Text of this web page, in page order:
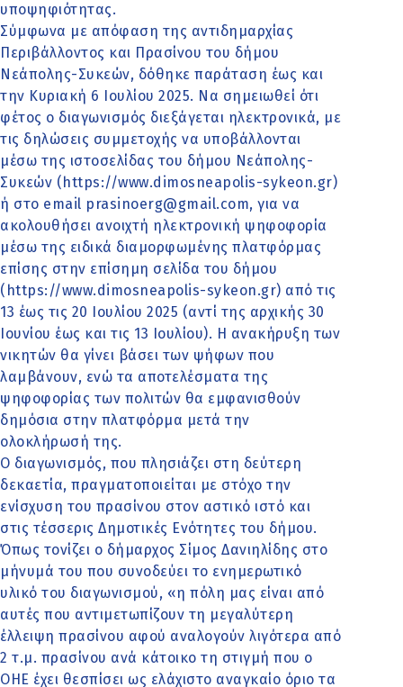
υποψηφιότητας.
Σύμφωνα με απόφαση της αντιδημαρχίας
Περιβάλλοντος και Πρασίνου του δήμου
Νεάπολης-Συκεών, δόθηκε παράταση έως και
την Κυριακή 6 Ιουλίου 2025. Να σημειωθεί ότι
φέτος ο διαγωνισμός διεξάγεται ηλεκτρονικά, με
τις δηλώσεις συμμετοχής να υποβάλλονται
μέσω της ιστοσελίδας του δήμου Νεάπολης-
Συκεών (https://www.dimosneapolis-sykeon.gr)
ή στο email prasinoerg@gmail.com, για να
ακολουθήσει ανοιχτή ηλεκτρονική ψηφοφορία
μέσω της ειδικά διαμορφωμένης πλατφόρμας
επίσης στην επίσημη σελίδα του δήμου
(https://www.dimosneapolis-sykeon.gr) από τις
13 έως τις 20 Ιουλίου 2025 (αντί της αρχικής 30
Ιουνίου έως και τις 13 Ιουλίου). Η ανακήρυξη των
νικητών θα γίνει βάσει των ψήφων που
λαμβάνουν, ενώ τα αποτελέσματα της
ψηφοφορίας των πολιτών θα εμφανισθούν
δημόσια στην πλατφόρμα μετά την
ολοκλήρωσή της.
Ο διαγωνισμός, που πλησιάζει στη δεύτερη
δεκαετία, πραγματοποιείται με στόχο την
ενίσχυση του πρασίνου στον αστικό ιστό και
στις τέσσερις Δημοτικές Ενότητες του δήμου.
Όπως τονίζει ο δήμαρχος Σίμος Δανιηλίδης στο
μήνυμά του που συνοδεύει το ενημερωτικό
υλικό του διαγωνισμού, «η πόλη μας είναι από
αυτές που αντιμετωπίζουν τη μεγαλύτερη
έλλειψη πρασίνου αφού αναλογούν λιγότερα από
2 τ.μ. πρασίνου ανά κάτοικο τη στιγμή που ο
ΟΗΕ έχει θεσπίσει ως ελάχιστο αναγκαίο όριο τα